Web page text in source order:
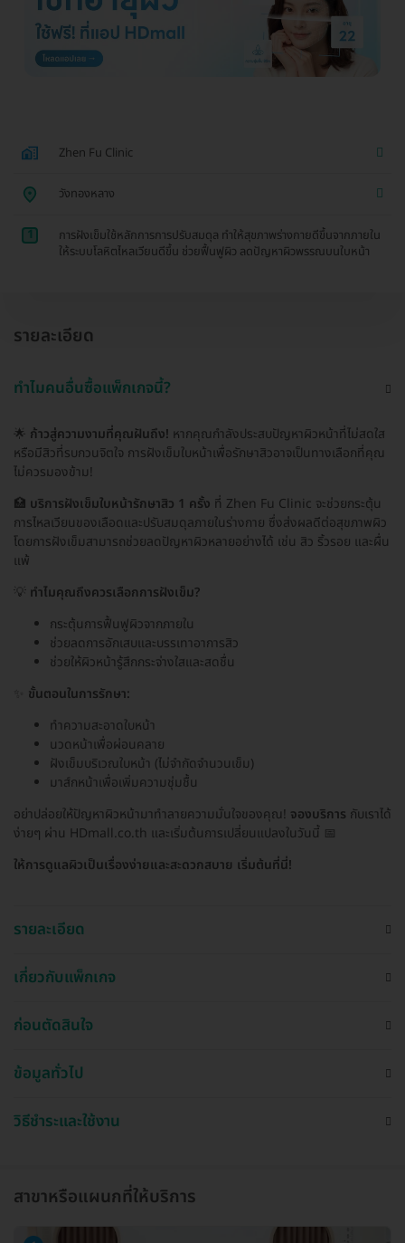
Zhen Fu Clinic
วังทองหลาง
1
การฝังเข็มใช้หลักการการปรับสมดุล ทำให้สุขภาพร่างกายดีขึ้นจากภายใน
ให้ระบบโลหิตไหลเวียนดีขึ้น ช่วยฟื้นฟูผิว ลดปัญหาผิวพรรณบนใบหน้า
รายละเอียด
ทำไมคนอื่นซื้อแพ็กเกจนี้?
🌟 ก้าวสู่ความงามที่คุณฝันถึง! หากคุณกำลังประสบปัญหาผิวหน้าที่ไม่สดใส
หรือมีสิวที่รบกวนจิตใจ การฝังเข็มใบหน้าเพื่อรักษาสิวอาจเป็นทางเลือกที่คุณ
ไม่ควรมองข้าม!
🏥 บริการฝังเข็มใบหน้ารักษาสิว 1 ครั้ง ที่ Zhen Fu Clinic จะช่วยกระตุ้น
การไหลเวียนของเลือดและปรับสมดุลภายในร่างกาย ซึ่งส่งผลดีต่อสุขภาพผิว
โดยการฝังเข็มสามารถช่วยลดปัญหาผิวหลายอย่างได้ เช่น สิว ริ้วรอย และผื่น
แพ้
💡 ทำไมคุณถึงควรเลือกการฝังเข็ม?
กระตุ้นการฟื้นฟูผิวจากภายใน
ช่วยลดการอักเสบและบรรเทาอาการสิว
ช่วยให้ผิวหน้ารู้สึกกระจ่างใสและสดชื่น
ขั้นตอนในการรักษา:
ทำความสะอาดใบหน้า
นวดหน้าเพื่อผ่อนคลาย
ฝังเข็มบริเวณใบหน้า (ไม่จำกัดจำนวนเข็ม)
มาส์กหน้าเพื่อเพิ่มความชุ่มชื้น
อย่าปล่อยให้ปัญหาผิวหน้ามาทำลายความมั่นใจของคุณ! จองบริการ กับเราได้
ง่ายๆ ผ่าน HDmall.co.th และเริ่มต้นการเปลี่ยนแปลงในวันนี้ 📅
ให้การดูแลผิวเป็นเรื่องง่ายและสะดวกสบาย เริ่มต้นที่นี่!
รายละเอียด
เกี่ยวกับแพ็กเกจ
ก่อนตัดสินใจ
ข้อมูลทั่วไป
วิธีชำระและใช้งาน
สาขาหรือแผนกที่ให้บริการ